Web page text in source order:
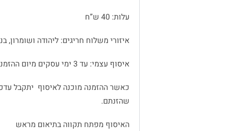
עלות: 40 ש”ח
איזורי משלוח חריגים: ליהודה ושומרון,
איסוף עצמי: עד 3 ימי עסקים מיום ההזמנה
כאשר ההזמנה מוכנה לאיסוף יתקבל
שהזנתם.
האיסוף מפתח תקווה בתיאום מראש